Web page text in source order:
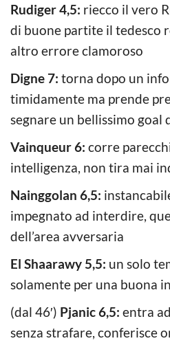
Rudiger 4,5: riecco il vero
di buone partite il tedesco
altro errore clamoroso
Digne 7: torna dopo un
timidamente ma prende
segnare un bellissimo goal
Vainqueur 6: corre
intelligenza, non tira mai
Nainggolan 6,5:
impegnato ad interdire,
dell’area avversaria
El Shaarawy 5,5: un solo
solamente per una buona
(dal 46′) Pjanic 6,5: entra
senza strafare, conferisce